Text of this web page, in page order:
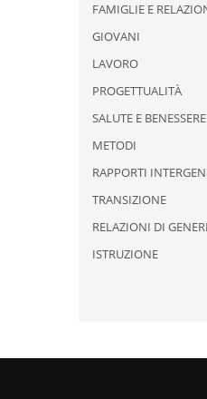
FAMIGLIE E
GIOVANI
LAVORO
PROGETTUALITÀ
SALUTE E BENESSERE
METODI
RAPPORTI
TRANSIZIONE
RELAZIONI DI
ISTRUZIONE